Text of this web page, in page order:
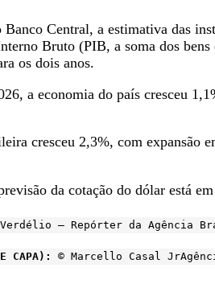
Central, a estimativa das
Bruto (PIB, a soma dos
os dois anos.
a economia do país cresceu
cresceu 2,3%, com expansão
da cotação do dólar está
– Repórter da Agência
CAPA): © Marcello Casal